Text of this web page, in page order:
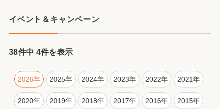
イベント＆キャンペーン
38件中 4件を表示
2026年 2025年 2024年 2023年 2022年 2021年
2020年 2019年 2018年 2017年 2016年 2015年